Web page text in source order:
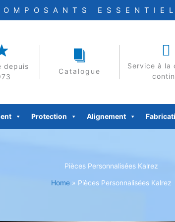
depuis
Catalogue
Service à la
Protection Alignement
Pièces Personnalisées Kalrez
Home » Pièces Personnalisées Kalrez